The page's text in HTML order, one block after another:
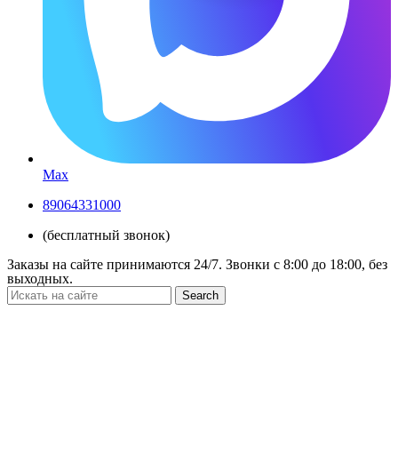
Max
89064331000
(бесплатный звонок)
Заказы на сайте принимаются 24/7. Звонки c 8:00 до 18:00, без
выходных.
Search